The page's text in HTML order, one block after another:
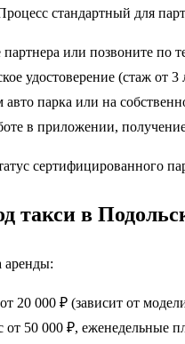
стандартный для
или позвоните по
удостоверение (стаж
авто парка или на
в приложении,
сертифицированного
такси в
аренды:
20 000 ₽ (зависит от
от 50 000 ₽, еженедельные